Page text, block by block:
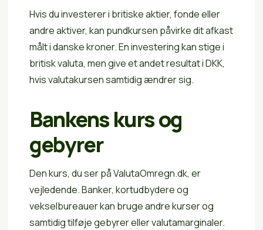
Hvis du investerer i britiske aktier, fonde eller
andre aktiver, kan pundkursen påvirke dit afkast
målt i danske kroner. En investering kan stige i
britisk valuta, men give et andet resultat i DKK,
hvis valutakursen samtidig ændrer sig.
Bankens kurs og
gebyrer
Den kurs, du ser på ValutaOmregn.dk, er
vejledende. Banker, kortudbydere og
vekselbureauer kan bruge andre kurser og
samtidig tilføje gebyrer eller valutamarginaler.